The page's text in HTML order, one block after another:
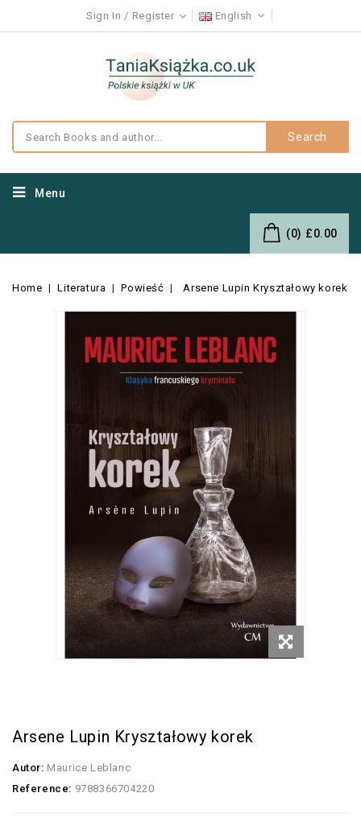
Sign In Register English
Search
Menu
(0) £0.00
Home Literatura Powieść Arsene Lupin Kryształowy korek
Arsene Lupin Kryształowy korek
Autor: Maurice Leblanc
Reference: 9788366704220